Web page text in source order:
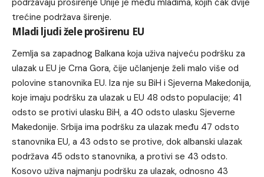
trećine podržava širenje.
Mladi ljudi žele proširenu EU
Zemlja sa zapadnog Balkana koja uživa najveću podršku za
ulazak u EU je Crna Gora, čije učlanjenje želi malo više od
polovine stanovnika EU. Iza nje su BiH i Sjeverna Makedonija,
koje imaju podršku za ulazak u EU 48 odsto populacije; 41
odsto se protivi ulasku BiH, a 40 odsto ulasku Sjeverne
Makedonije. Srbija ima podršku za ulazak među 47 odsto
stanovnika EU, a 43 odsto se protive, dok albanski ulazak
podržava 45 odsto stanovnika, a protivi se 43 odsto.
Kosovo uživa najmanju podršku za ulazak, odnosno 43